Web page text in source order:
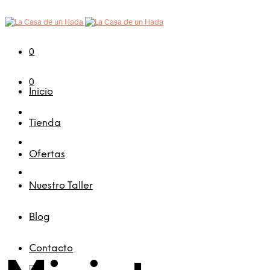
0
0
Inicio
Tienda
Ofertas
Nuestro Taller
Blog
Contacto